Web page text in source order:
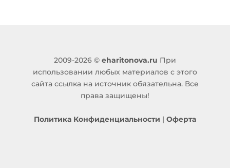
2009-2026 © eharitonova.ru При
использовании любых материалов с этого
сайта ссылка на источник обязательна. Все
права защищены!
Политика Конфиденциальности | Оферта